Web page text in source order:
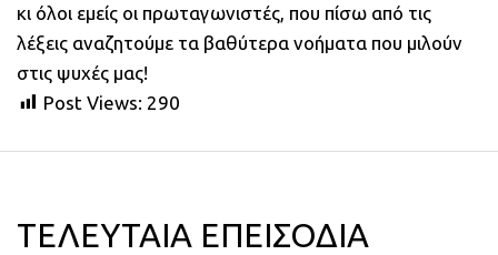
κι όλοι εμείς οι πρωταγωνιστές, που πίσω από τις
λέξεις αναζητούμε τα βαθύτερα νοήματα που μιλούν
στις ψυχές μας!
Post Views: 290
ΤΕΛΕΥΤΑΙΑ ΕΠΕΙΣΟΔΙΑ